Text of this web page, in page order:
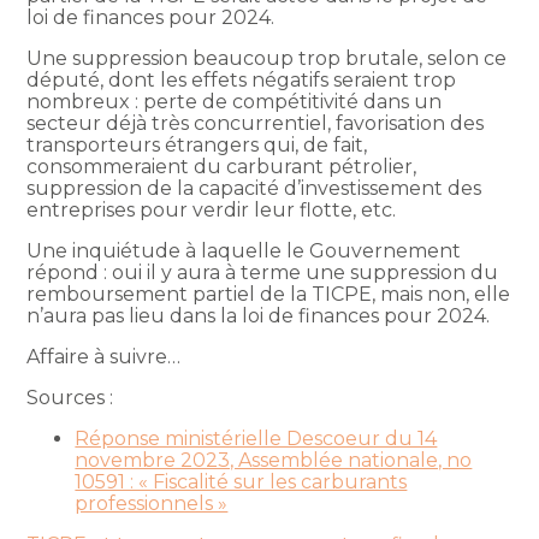
loi de finances pour 2024.
Une suppression beaucoup trop brutale, selon ce
député, dont les effets négatifs seraient trop
nombreux : perte de compétitivité dans un
secteur déjà très concurrentiel, favorisation des
transporteurs étrangers qui, de fait,
consommeraient du carburant pétrolier,
suppression de la capacité d’investissement des
entreprises pour verdir leur flotte, etc.
Une inquiétude à laquelle le Gouvernement
répond : oui il y aura à terme une suppression du
remboursement partiel de la TICPE, mais non, elle
n’aura pas lieu dans la loi de finances pour 2024.
Affaire à suivre…
Sources :
Réponse ministérielle Descoeur du 14
novembre 2023, Assemblée nationale, no
10591 : « Fiscalité sur les carburants
professionnels »